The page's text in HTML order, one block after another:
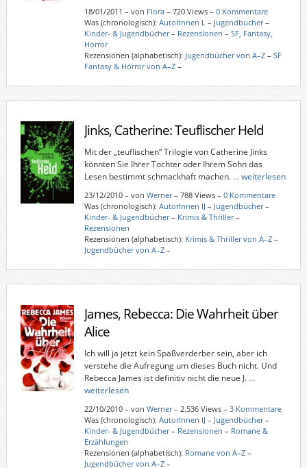
18/01/2011 – von Flora– 720 Views – 0 Kommentare
Was (chronologisch): AutorInnen L – Jugendbücher–
Kinder- & Jugendbücher– Rezensionen – SF, Fantasy,
Horror
Rezensionen (alphabetisch): Jugendbücher von A–Z– SF
Fantasy & Horror von A–Z–
Jinks, Catherine: Teuflischer Held
Mit der „teuflischen“ Trilogie von Catherine Jinks
könnten Sie Ihrer Tochter oder Ihrem Sohn das
Lesen bestimmt schmackhaft machen. … weiterlesen
23/12/2010– von Werner– 788 Views – 0 Kommentare
Was (chronologisch): AutorInnen IJ – Jugendbücher–
Kinder- & Jugendbücher– Krimis & Thriller–
Rezensionen
Rezensionen (alphabetisch): Krimis & Thriller von A–Z–
Jugendbücher von A–Z–
James, Rebecca: Die Wahrheit über
Alice
Ich will ja jetzt kein Spaßverderber sein, aber ich
verstehe die Aufregung um dieses Buch nicht. Und
Rebecca James ist definitiv nicht die neue J. …
weiterlesen
22/10/2010– von Werner– 2.536 Views – 3 Kommentare
Was (chronologisch): AutorInnen IJ – Jugendbücher–
Kinder- & Jugendbücher– Rezensionen – Romane &
Erzählungen
Rezensionen (alphabetisch): Romane von A–Z–
Jugendbücher von A–Z–